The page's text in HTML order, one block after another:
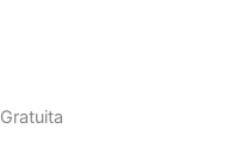
Gratuita